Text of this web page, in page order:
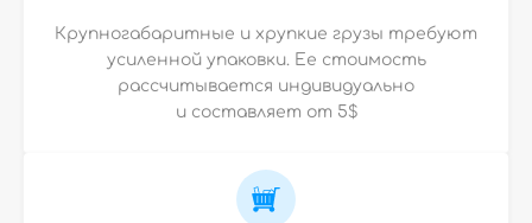
Крупногабаритные и хрупкие грузы требуют
усиленной упаковки. Ее стоимость
рассчитывается индивидуально
и составляет от 5$